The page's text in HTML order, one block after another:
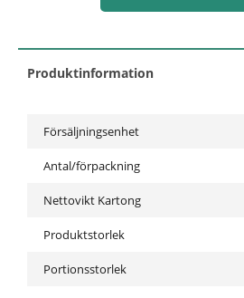
Produktinformation
Försäljningsenhet
Antal/förpackning
Nettovikt Kartong
Produktstorlek
Portionsstorlek